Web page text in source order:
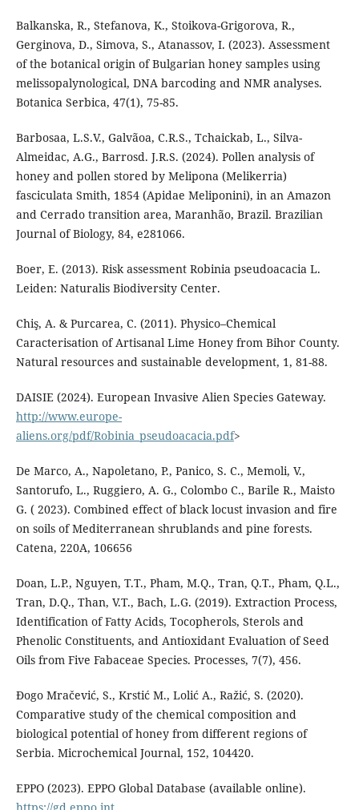
Balkanska, R., Stefanova, K., Stoikova-Grigorova, R.,
Gerginova, D., Simova, S., Atanassov, I. (2023). Assessment
of the botanical origin of Bulgarian honey samples using
melissopalynological, DNA barcoding and NMR analyses.
Botanica Serbica, 47(1), 75-85.
Barbosaa, L.S.V., Galvãoa, C.R.S., Tchaickab, L., Silva-
Almeidac, A.G., Barrosd. J.R.S. (2024). Pollen analysis of
honey and pollen stored by Melipona (Melikerria)
fasciculata Smith, 1854 (Apidae Meliponini), in an Amazon
and Cerrado transition area, Maranhão, Brazil. Brazilian
Journal of Biology, 84, e281066.
Boer, E. (2013). Risk assessment Robinia pseudoacacia L.
Leiden: Naturalis Biodiversity Center.
Chiş, A. & Purcarea, C. (2011). Physico–Chemical
Caracterisation of Artisanal Lime Honey from Bihor County.
Natural resources and sustainable development, 1, 81-88.
DAISIE (2024). European Invasive Alien Species Gateway.
http://www.europe-
aliens.org/pdf/Robinia_pseudoacacia.pdf>
De Marco, A., Napoletano, P., Panico, S. C., Memoli, V.,
Santorufo, L., Ruggiero, A. G., Colombo C., Barile R., Maisto
G. ( 2023). Combined effect of black locust invasion and fire
on soils of Mediterranean shrublands and pine forests.
Catena, 220A, 106656
Doan, L.P., Nguyen, T.T., Pham, M.Q., Tran, Q.T., Pham, Q.L.,
Tran, D.Q., Than, V.T., Bach, L.G. (2019). Extraction Process,
Identification of Fatty Acids, Tocopherols, Sterols and
Phenolic Constituents, and Antioxidant Evaluation of Seed
Oils from Five Fabaceae Species. Processes, 7(7), 456.
Đogo Mračević, S., Krstić M., Lolić A., Ražić, S. (2020).
Comparative study of the chemical composition and
biological potential of honey from different regions of
Serbia. Microchemical Journal, 152, 104420.
EPPO (2023). EPPO Global Database (available online).